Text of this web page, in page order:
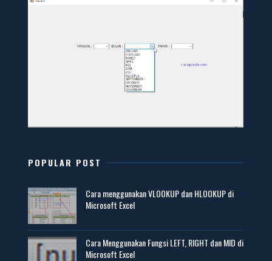
POPULAR POST
Cara menggunakan VLOOKUP dan HLOOKUP di
Microsoft Excel
Cara Menggunakan Fungsi LEFT, RIGHT dan MID di
Microsoft Excel